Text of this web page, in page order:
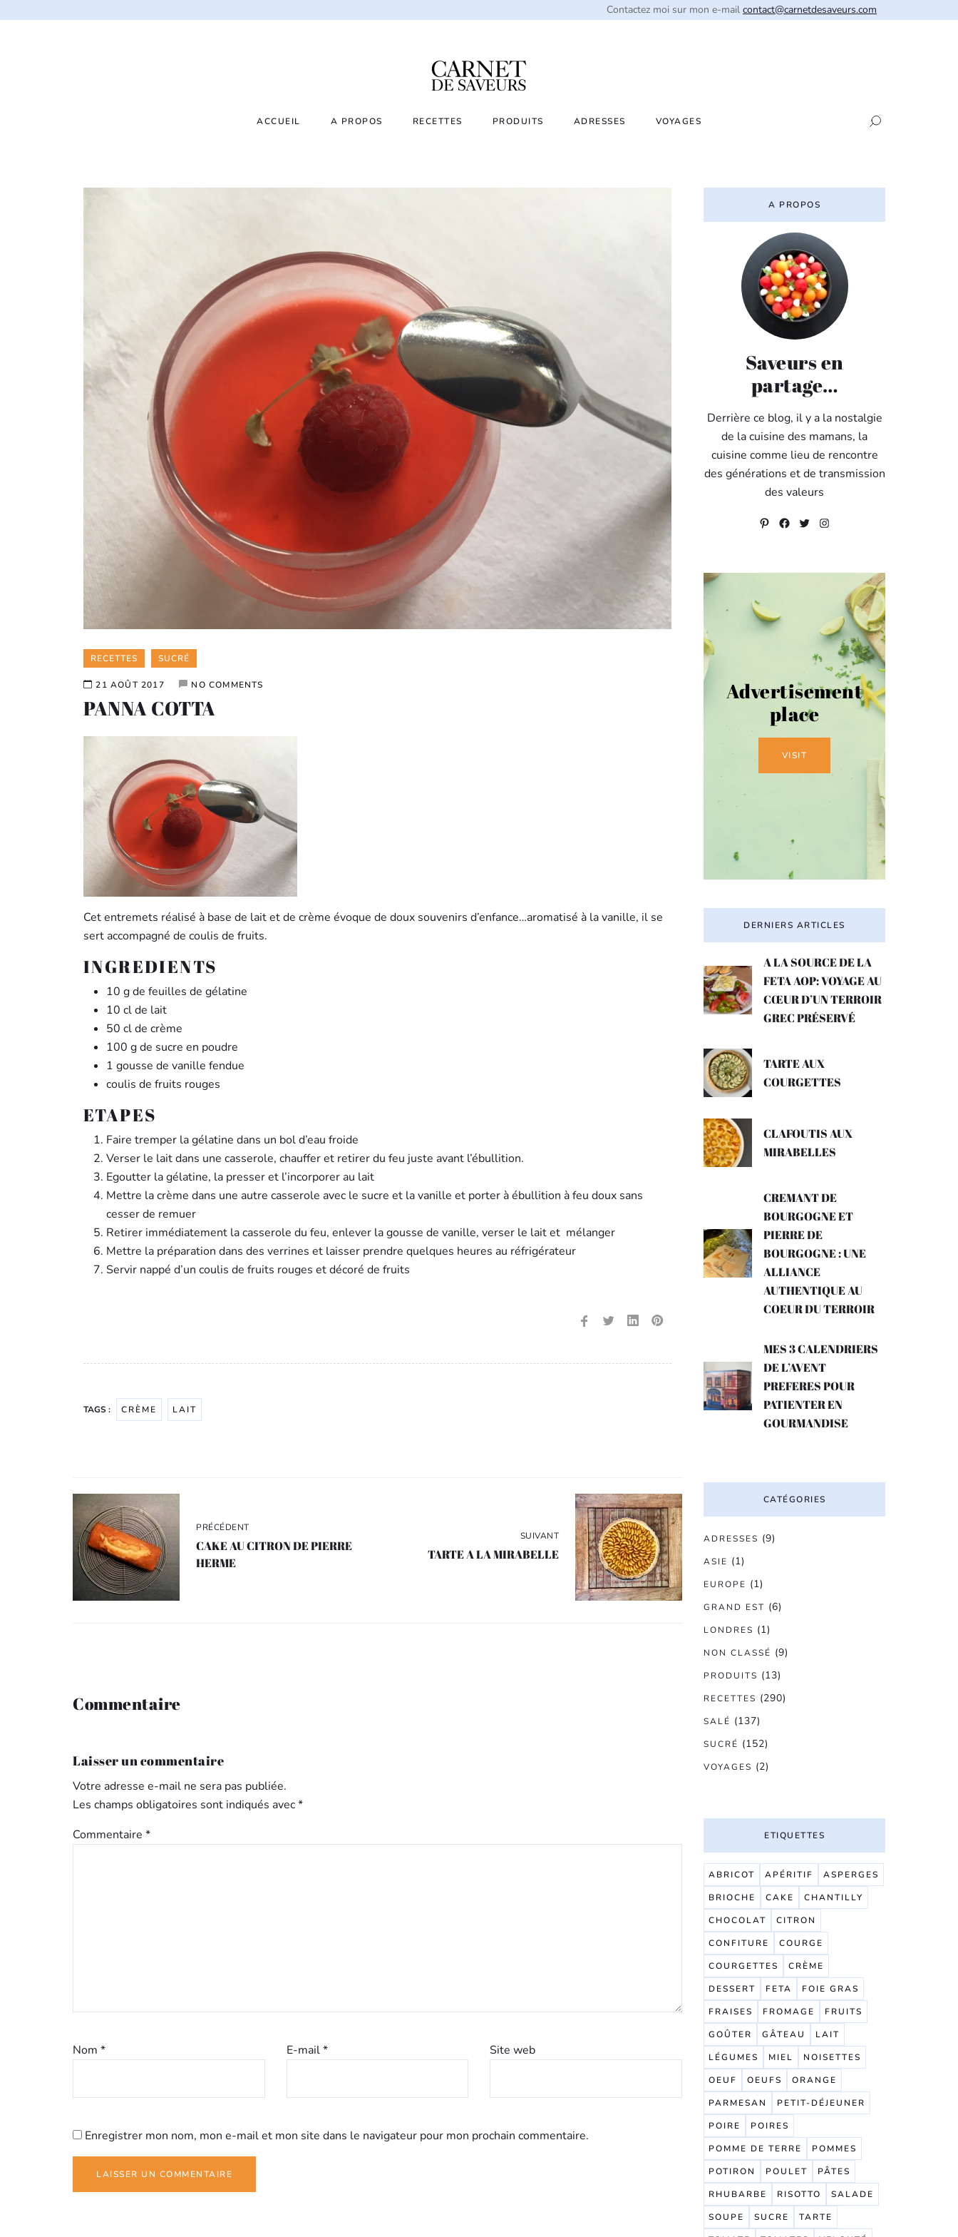
Contactez moi sur mon e-mail contact@carnetdesaveurs.com
ACCUEIL A PROPOS RECETTES PRODUITS ADRESSES VOYAGES
Categories
RECETTES SUCRÉ
21 AOÛT 2017 NO COMMENTS
PANNA COTTA
Cet entremets réalisé à base de lait et de crème évoque de doux souvenirs d’enfance…aromatisé à la vanille, il se
sert accompagné de coulis de fruits.
INGREDIENTS
10 g de feuilles de gélatine
10 cl de lait
50 cl de crème
100 g de sucre en poudre
1 gousse de vanille fendue
coulis de fruits rouges
ETAPES
Faire tremper la gélatine dans un bol d’eau froide
Verser le lait dans une casserole, chauffer et retirer du feu juste avant l’ébullition.
Egoutter la gélatine, la presser et l’incorporer au lait
Mettre la crème dans une autre casserole avec le sucre et la vanille et porter à ébullition à feu doux sans
cesser de remuer
Retirer immédiatement la casserole du feu, enlever la gousse de vanille, verser le lait et mélanger
Mettre la préparation dans des verrines et laisser prendre quelques heures au réfrigérateur
Servir nappé d’un coulis de fruits rouges et décoré de fruits
TAGS : CRÈME LAIT
Navigation
de
l’article
PRÉCÉDENT
CAKE AU CITRON DE PIERRE
HERME
SUIVANT
TARTE A LA MIRABELLE
Commentaire
Laisser un commentaire
Votre adresse e-mail ne sera pas publiée.
Les champs obligatoires sont indiqués avec*
Commentaire *
Nom * E-mail* Site web
Enregistrer mon nom, mon e-mail et mon site dans le navigateur pour mon prochain commentaire.
A PROPOS
Saveurs en
partage…
Derrière ce blog, il y a la nostalgie
de la cuisine des mamans, la
cuisine comme lieu de rencontre
des générations et de transmission
des valeurs
Pinterest
Facebook
TwitterInstagram
Advertisement
place
VISIT
DERNIERS ARTICLES
A LA SOURCE DE LA
FETA AOP: VOYAGE AU
CŒUR D’UN TERROIR
GREC PRÉSERVÉ
TARTE AUX
COURGETTES
CLAFOUTIS AUX
MIRABELLES
CREMANT DE
BOURGOGNE ET
PIERRE DE
BOURGOGNE : UNE
ALLIANCE
AUTHENTIQUE AU
COEUR DU TERROIR
MES 3 CALENDRIERS
DE L’AVENT
PREFERES POUR
PATIENTER EN
GOURMANDISE
CATÉGORIES
ADRESSES (9)
ASIE (1)
EUROPE (1)
GRAND EST (6)
LONDRES (1)
NON CLASSÉ (9)
PRODUITS (13)
RECETTES (290)
SALÉ (137)
SUCRÉ (152)
VOYAGES (2)
ETIQUETTES
ABRICOT APÉRITIF
ASPERGES
BRIOCHE
CAKE
CHANTILLY
CHOCOLAT
CITRON
CONFITURE
COURGE
COURGETTES
CRÈME
DESSERT
FETA
FOIE GRAS
FRAISES
FROMAGE
FRUITS
GOÛTER
GÂTEAU
LAIT
LÉGUMES
MIEL
NOISETTES
OEUF
OEUFS
ORANGE
PARMESAN
PETIT-DÉJEUNER
POIRE
POIRES
POMME DE TERRE
POMMES
POTIRON
POULET
PÂTES
RHUBARBE
RISOTTO
SALADE
SOUPE
SUCRE
TARTE